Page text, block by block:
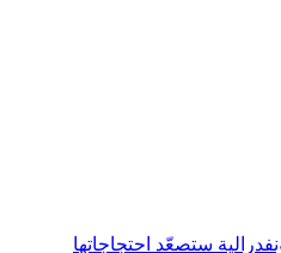
ستصعّد احتجاجاتها